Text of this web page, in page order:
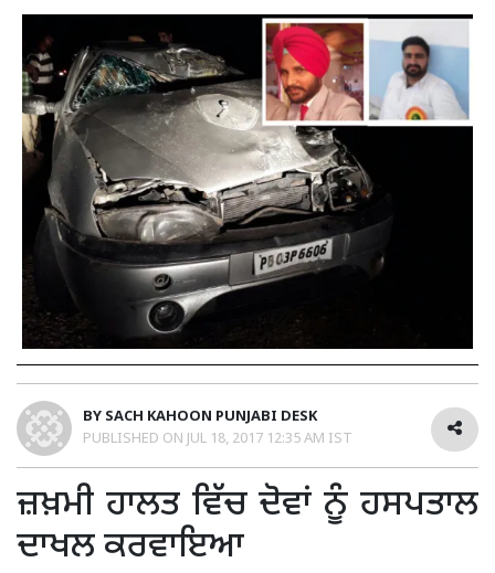
BY SACH KAHOON PUNJABI DESK
PUBLISHED ON JUL 18, 2017 12:35 AM IST
ਜ਼ਖ਼ਮੀ ਹਾਲਤ ਵਿੱਚ ਦੋਵਾਂ ਨੂੰ ਹਸਪਤਾਲ
ਦਾਖਲ ਕਰਵਾਇਆ